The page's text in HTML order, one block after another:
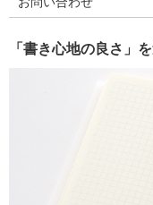
「書き心地の良さ」